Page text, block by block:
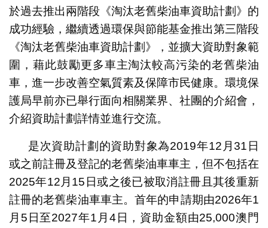
於過去推出兩階段《淘汰老舊柴油車資助計劃》的
成功經驗，繼續透過環保與節能基金推出第三階段
《淘汰老舊柴油車資助計劃》，並擴大資助對象範
圍，藉此鼓勵更多車主淘汰較高污染的老舊柴油
車，進一步改善空氣質素及保障市民健康。環境保
護局早前亦已舉行面向相關業界、社團的介紹會，
介紹資助計劃詳情並進行交流。
是次資助計劃的資助對象為2019年12月31日
或之前註冊及登記的老舊柴油車車主，但不包括在
2025年12月15日或之後已被取消註冊且其後重新
註冊的老舊柴油車車主。首年的申請期由2026年1
月5日至2027年1月4日，資助金額由25,000澳門